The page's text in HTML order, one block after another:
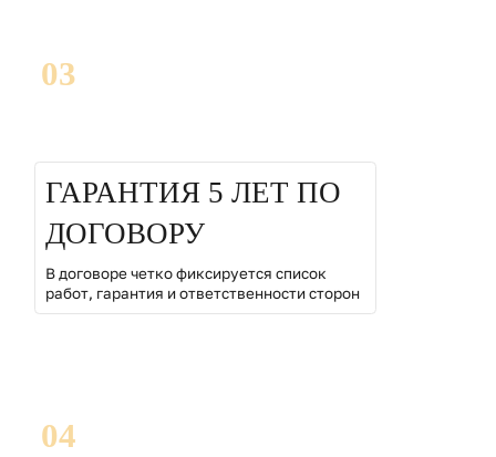
03
ГАРАНТИЯ 5 ЛЕТ ПО
ДОГОВОРУ
В договоре четко фиксируется список
работ, гарантия и ответственности сторон
04